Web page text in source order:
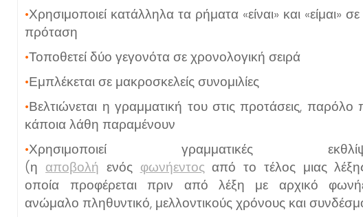
•Χρησιμοποιεί κατάλληλα τα ρήματα «είναι» και «είμαι» σε
πρόταση
•Τοποθετεί δύο γεγονότα σε χρονολογική σειρά
•Εμπλέκεται σε μακροσκελείς συνομιλίες
•Βελτιώνεται η γραμματική του στις προτάσεις, παρόλο
κάποια λάθη παραμένουν
•Χρησιμοποιεί γραμματικές
(η αποβολή ενός φωνήεντοςαπό το τέλος μιας
οποία προφέρεται πριν από λέξη με αρχικό
ανώμαλο πληθυντικό, μελλοντικούς χρόνους και